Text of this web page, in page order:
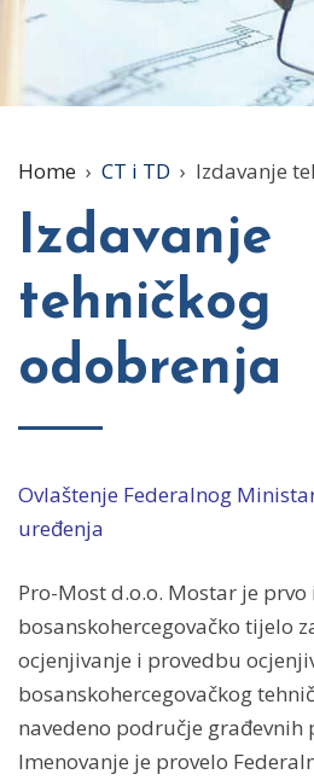
Home › CT i TD › Izdavanje
Izdavanje
tehničkog
odobrenja
Ovlaštenje Federalnog
uređenja
Pro-Most d.o.o. Mostar je prvo
bosanskohercegovačko tijelo
ocjenjivanje i provedbu
bosanskohercegovačkog
navedeno područje građevnih
Imenovanje je provelo